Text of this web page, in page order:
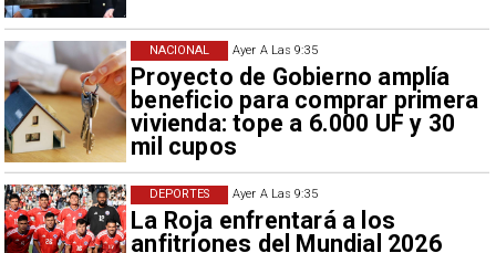
Ayer A Las 9:35
Proyecto de Gobierno amplía
beneficio para comprar primera
vivienda: tope a 6.000 UF y 30
mil cupos
NACIONAL
Ayer A Las 9:35
La Roja enfrentará a los
anfitriones del Mundial 2026
DEPORTES